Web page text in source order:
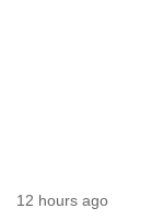
12 hours ago